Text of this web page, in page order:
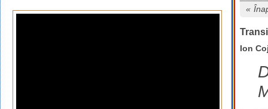
Ion